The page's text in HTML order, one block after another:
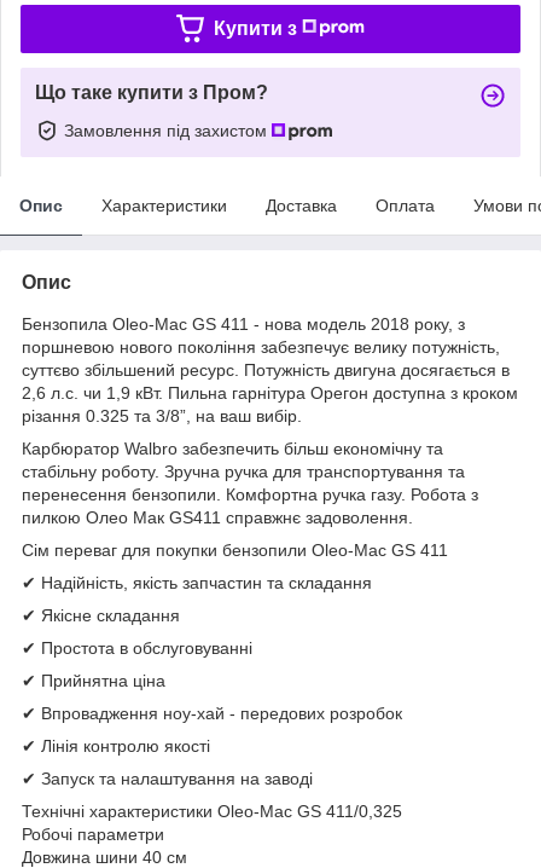
Купити з
Що таке купити з Пром?
Замовлення під захистом
Опис Характеристики Доставка Оплата Умови
Опис
Бензопила Oleo-Mac GS 411 - нова модель 2018 року, з
поршневою нового покоління забезпечує велику потужність,
суттєво збільшений ресурс. Потужність двигуна досягається в
2,6 л.с. чи 1,9 кВт. Пильна гарнітура Орегон доступна з кроком
різання 0.325 та 3/8”, на ваш вибір.
Карбюратор Walbro забезпечить більш економічну та
стабільну роботу. Зручна ручка для транспортування та
перенесення бензопили. Комфортна ручка газу. Робота з
пилкою Олео Мак GS411 справжнє задоволення.
Сім переваг для покупки бензопили Oleo-Mac GS 411
✔ Надійність, якість запчастин та складання
✔ Якісне складання
✔ Простота в обслуговуванні
✔ Прийнятна ціна
✔ Впровадження ноу-хай - передових розробок
✔ Лінія контролю якості
✔ Запуск та налаштування на заводі
Технічні характеристики Oleo-Маc GS 411/0,325
Робочі параметри
Довжина шини 40 см